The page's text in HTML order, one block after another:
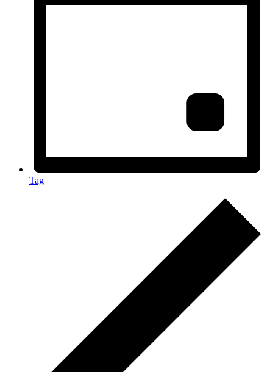
Tag